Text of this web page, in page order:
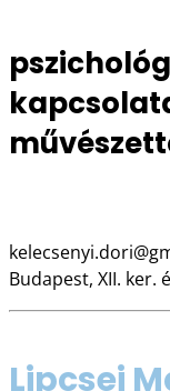
Budapest, XII. ker.
Lipcsei